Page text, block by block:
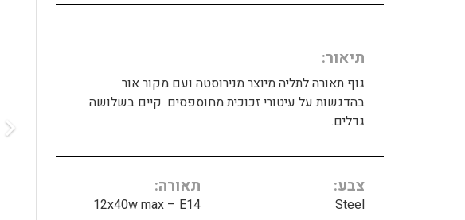
תיאור
גוף תאורה לתליה מיוצר מנירוסטה ועם מקור אור
בהדגשות על עיטורי זכוכית מחוספסים. קיים בשלושה
גדלים.
צבע
Steel
תאורה
12x40w max – E14